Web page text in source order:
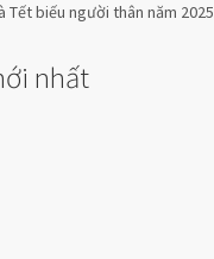
Tết biếu người thân năm 2025
nhất